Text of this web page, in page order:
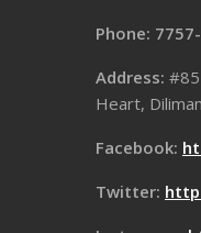
Phone:
Address: #85
Heart,
Facebook:
Twitter: